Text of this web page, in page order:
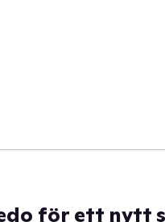
för ett nytt